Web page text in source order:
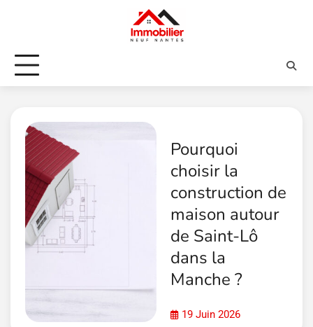
Pourquoi
choisir la
construction de
maison autour
de Saint-Lô
dans la
Manche ?
19 Juin 2026